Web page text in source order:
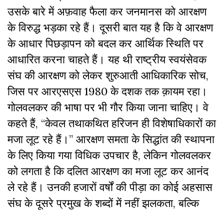
उसके बारे में अफ़वाह फैला कर जनमानस को आरक्षण
के विरुद्ध भड़का रहे हैं। दूसरी बात यह है कि वे आरक्षण
के आधार पिछड़ापन को बदल कर आर्थिक स्थिति पर
आधारित करना चाहते हैं। यह थी राष्ट्रीय स्वयंसेवक
संघ की आरक्षण को लेकर शुरुआती आधिकारिक सोच,
जिस पर आरएसएस 1980 के दशक तक क़ायम रहा।
गोलवलकर की भाषा पर भी गौर किया जाना चाहिए। वे
कहते हैं, “केवल तथाकथित हरिजन ही विशेषाधिकारों का
मजा लूट रहे हैं।” आरक्षण समता के सिद्धांत की स्थापना
के लिए किया गया विधिक उपचार है, लेकिन गोलवलकर
को लगता है कि दलित आरक्षण का मजा लूट कर आनंद
ले रहे हैं। उनकी हजारों वर्षों की पीड़ा का कोई अहसास
संघ के दूसरे प्रमुख के शब्दों में नहीं झलकता, बल्कि